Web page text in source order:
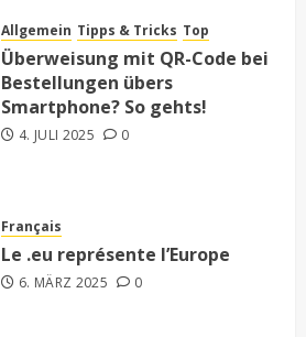
Allgemein Tipps & Tricks Top
Überweisung mit QR-Code bei
Bestellungen übers
Smartphone? So gehts!
4. JULI 2025 0
Français
Le .eu représente l’Europe
6. MÄRZ 2025 0